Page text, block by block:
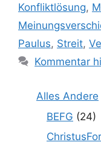
Konfliktlösung,
Paulus, Streit,
Kommentar
Alles Andere
BEFG (24)